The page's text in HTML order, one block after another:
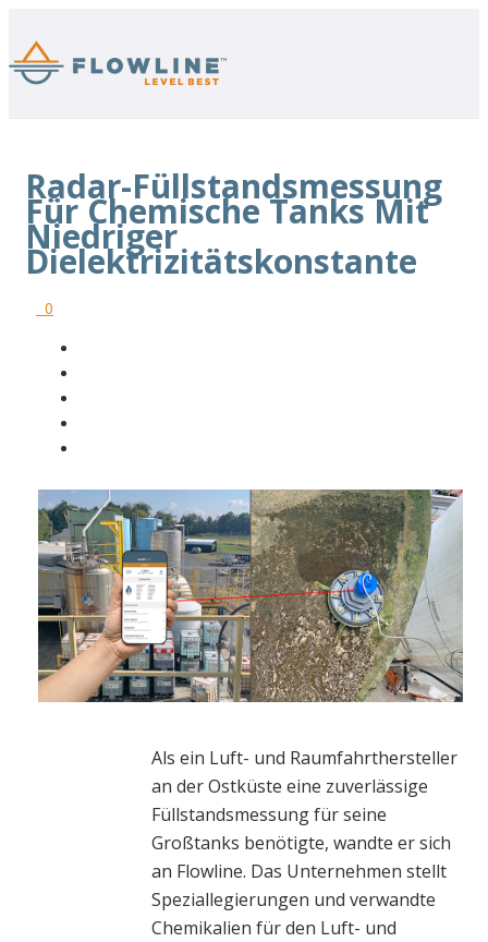
Radar-Füllstandsmessung
Für Chemische Tanks Mit
Niedriger
Dielektrizitätskonstante
0
Als ein Luft- und Raumfahrthersteller
an der Ostküste eine zuverlässige
Füllstandsmessung für seine
Großtanks benötigte, wandte er sich
an Flowline. Das Unternehmen stellt
Speziallegierungen und verwandte
Chemikalien für den Luft- und